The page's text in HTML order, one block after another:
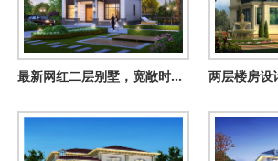
最新网红二层别墅，宽敞时尚沉稳大气，布局实用正好满足您的需